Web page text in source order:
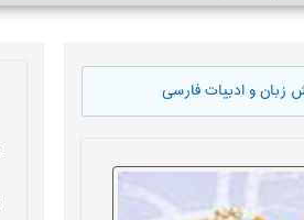
زبان و ادبیات فارسی